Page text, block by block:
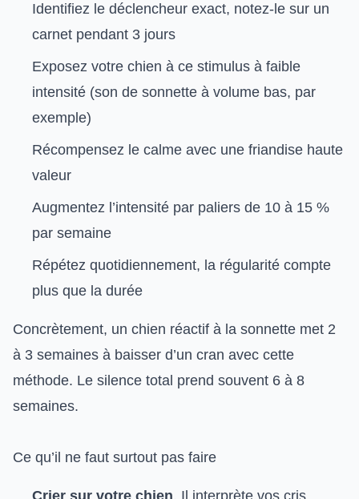
Identifiez le déclencheur exact, notez-le sur un
carnet pendant 3 jours
Exposez votre chien à ce stimulus à faible
intensité (son de sonnette à volume bas, par
exemple)
Récompensez le calme avec une friandise haute
valeur
Augmentez l’intensité par paliers de 10 à 15 %
par semaine
Répétez quotidiennement, la régularité compte
plus que la durée
Concrètement, un chien réactif à la sonnette met 2
à 3 semaines à baisser d’un cran avec cette
méthode. Le silence total prend souvent 6 à 8
semaines.
Ce qu’il ne faut surtout pas faire
Crier sur votre chien, Il interprète vos cris